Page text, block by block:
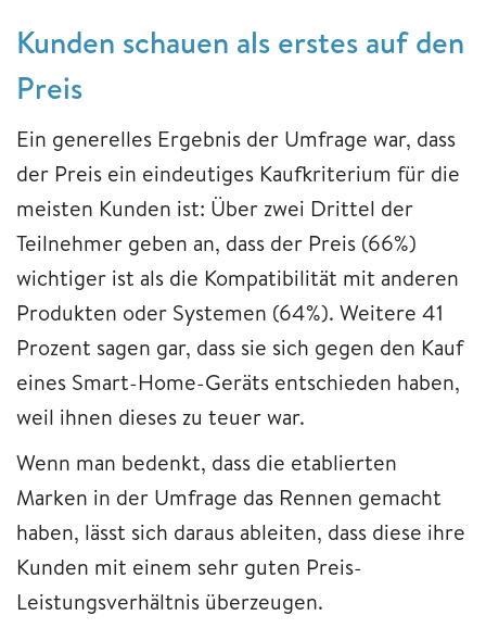
Kunden schauen als erstes auf den
Preis
Ein generelles Ergebnis der Umfrage war, dass
der Preis ein eindeutiges Kaufkriterium für die
meisten Kunden ist: Über zwei Drittel der
Teilnehmer geben an, dass der Preis (66%)
wichtiger ist als die Kompatibilität mit anderen
Produkten oder Systemen (64%). Weitere 41
Prozent sagen gar, dass sie sich gegen den Kauf
eines Smart-Home-Geräts entschieden haben,
weil ihnen dieses zu teuer war.
Wenn man bedenkt, dass die etablierten
Marken in der Umfrage das Rennen gemacht
haben, lässt sich daraus ableiten, dass diese ihre
Kunden mit einem sehr guten Preis-
Leistungsverhältnis überzeugen.